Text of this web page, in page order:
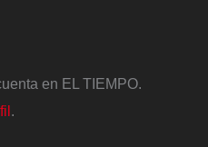
en EL TIEMPO.